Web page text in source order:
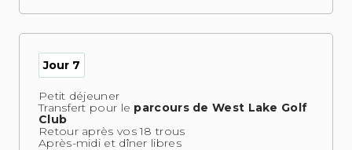
Jour 7
Petit déjeuner
Transfert pour le parcours de West Lake Golf
Club
Retour après vos 18 trous
Après-midi et dîner libres